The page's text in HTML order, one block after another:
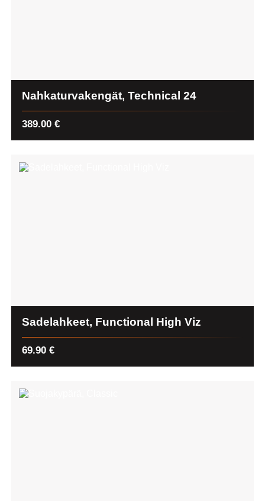
Nahkaturvakengät, Technical 24
389.00 €
Sadelahkeet, Functional High Viz
69.90 €